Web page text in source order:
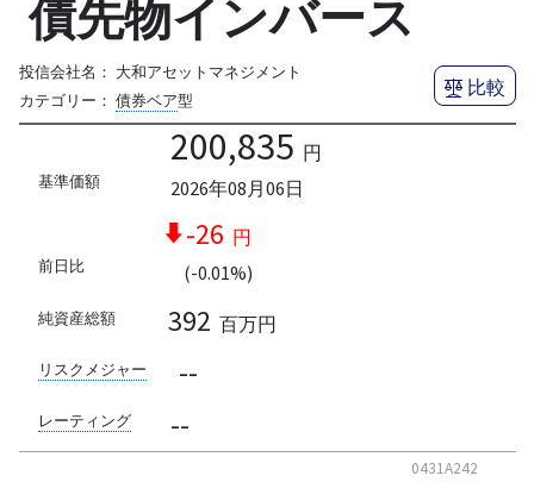
債先物インバース
投信会社名： 大和アセットマネジメント
カテゴリー： 債券ベア型
比較
基準価額
200,835 円
2026年08月06日
前日比
-26 円
(-0.01%)
純資産総額 392 百万円
リスクメジャー --
レーティング --
0431A242